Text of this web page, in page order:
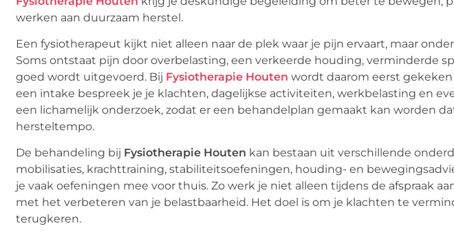
werken aan duurzaam herstel.
Een fysiotherapeut kijkt niet alleen naar de plek waar je pijn ervaart, maar
Soms ontstaat pijn door overbelasting, een verkeerde houding, verminderde
goed wordt uitgevoerd. Bij Fysiotherapie Houten wordt daarom eerst
een intake bespreek je je klachten, dagelijkse activiteiten, werkbelasting en
een lichamelijk onderzoek, zodat er een behandelplan gemaakt kan worden
hersteltempo.
De behandeling bij Fysiotherapie Houten kan bestaan uit verschillende
mobilisaties, krachttraining, stabiliteitsoefeningen, houding- en
je vaak oefeningen mee voor thuis. Zo werk je niet alleen tijdens de afspraak
met het verbeteren van je belastbaarheid. Het doel is om je klachten te
terugkeren.